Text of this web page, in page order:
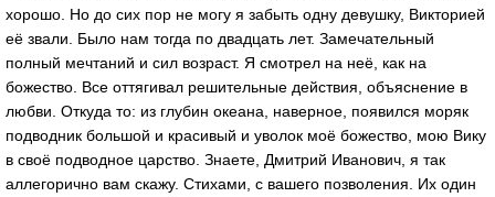
хорошо. Но до сих пор не могу я забыть одну девушку, Викторией
её звали. Было нам тогда по двадцать лет. Замечательный
полный мечтаний и сил возраст. Я смотрел на неё, как на
божество. Все оттягивал решительные действия, объяснение в
любви. Откуда то: из глубин океана, наверное, появился моряк
подводник большой и красивый и уволок моё божество, мою Вику
в своё подводное царство. Знаете, Дмитрий Иванович, я так
аллегорично вам скажу. Стихами, с вашего позволения. Их один